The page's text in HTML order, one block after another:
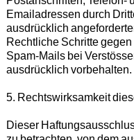
Emailadressen durch
ausdrücklich
Rechtliche Schritte
Spam-Mails bei
ausdrücklich vorbehalten.
5. Rechtswirksamkeit
Dieser